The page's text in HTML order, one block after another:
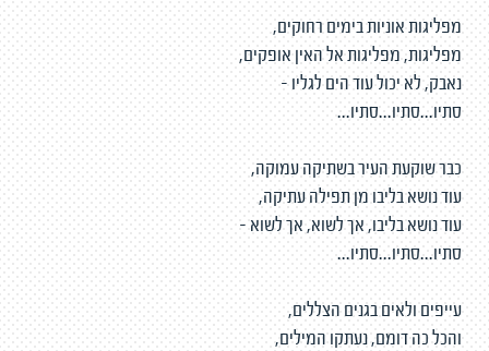
מפליגות אוניות בימים רחוקים,
מפליגות, מפליגות אל האין אופקים,
נאבק, לא יכול עוד הים לגליו -
סתיו...סתיו...סתיו...
כבר שוקעת העיר בשתיקה עמוקה,
עוד נושא בליבו מן תפילה עתיקה,
עוד נושא בליבו, אך לשוא, אך לשוא -
סתיו...סתיו...סתיו...
עייפים ולאים בגנים הצללים,
והכל כה דומם, נעתקו המילים,